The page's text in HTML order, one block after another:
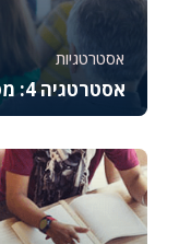
אסטרטגיות
אסטרטגיה 4: מסחר לפי אינדיקטורים טכניים
מסביר כיצד לתמחר
9
992